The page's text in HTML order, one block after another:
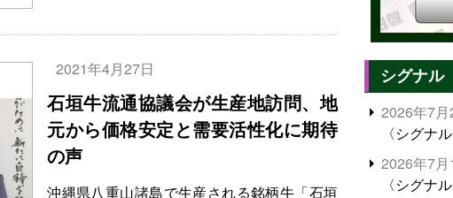
2021年4月27日
石垣牛流通協議会が生産地訪問、地
元から価格安定と需要活性化に期待
の声
沖縄県八重山諸島で生産される銘柄牛「石垣
シグナル
2026年7月
〈シグナ
2026年7月
〈シグナ